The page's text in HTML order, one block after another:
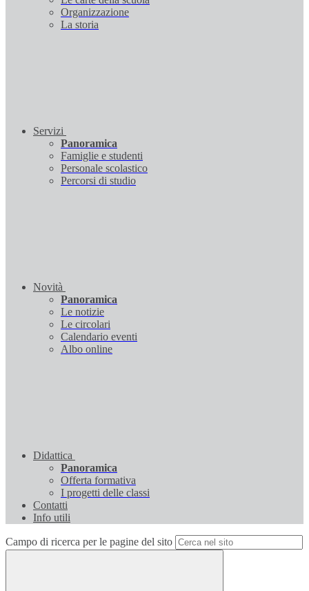
Organizzazione
La storia
Servizi
Panoramica
Famiglie e studenti
Personale scolastico
Percorsi di studio
Novità
Panoramica
Le notizie
Le circolari
Calendario eventi
Albo online
Didattica
Panoramica
Offerta formativa
I progetti delle classi
Contatti
Info utili
Campo di ricerca per le pagine del sito